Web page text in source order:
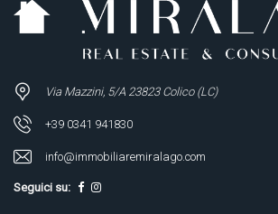
Via Mazzini, 5/A 23823 Colico (LC)
+39 0341 941830
info@immobiliaremiralago.com
Seguici su: